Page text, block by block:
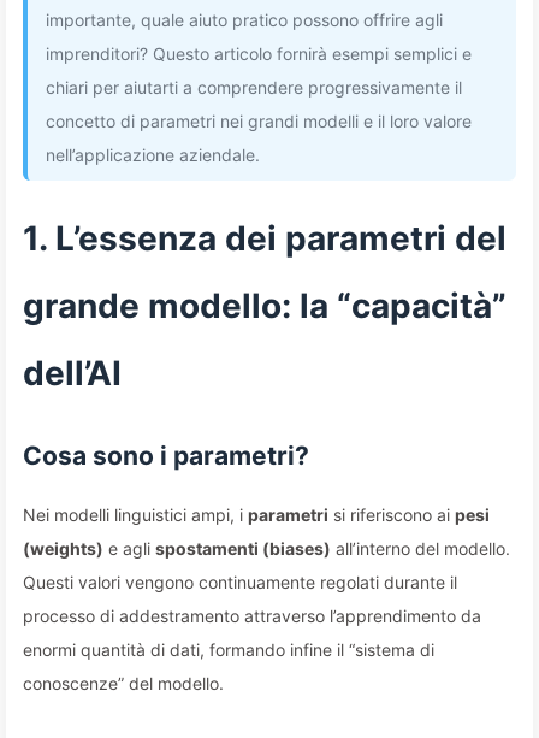
importante, quale aiuto pratico possono offrire agli
imprenditori? Questo articolo fornirà esempi semplici e
chiari per aiutarti a comprendere progressivamente il
concetto di parametri nei grandi modelli e il loro valore
nell’applicazione aziendale.
1. L’essenza dei parametri del
grande modello: la “capacità”
dell’AI
Cosa sono i parametri?
Nei modelli linguistici ampi, i parametri si riferiscono ai pesi
(weights) e agli spostamenti (biases) all’interno del modello.
Questi valori vengono continuamente regolati durante il
processo di addestramento attraverso l’apprendimento da
enormi quantità di dati, formando infine il “sistema di
conoscenze” del modello.